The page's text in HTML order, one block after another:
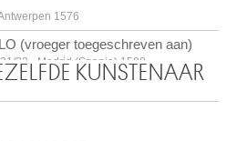
1576
(vroeger toegeschreven aan)
32 - Madrid (Spanje) 1588
KUNSTENAAR